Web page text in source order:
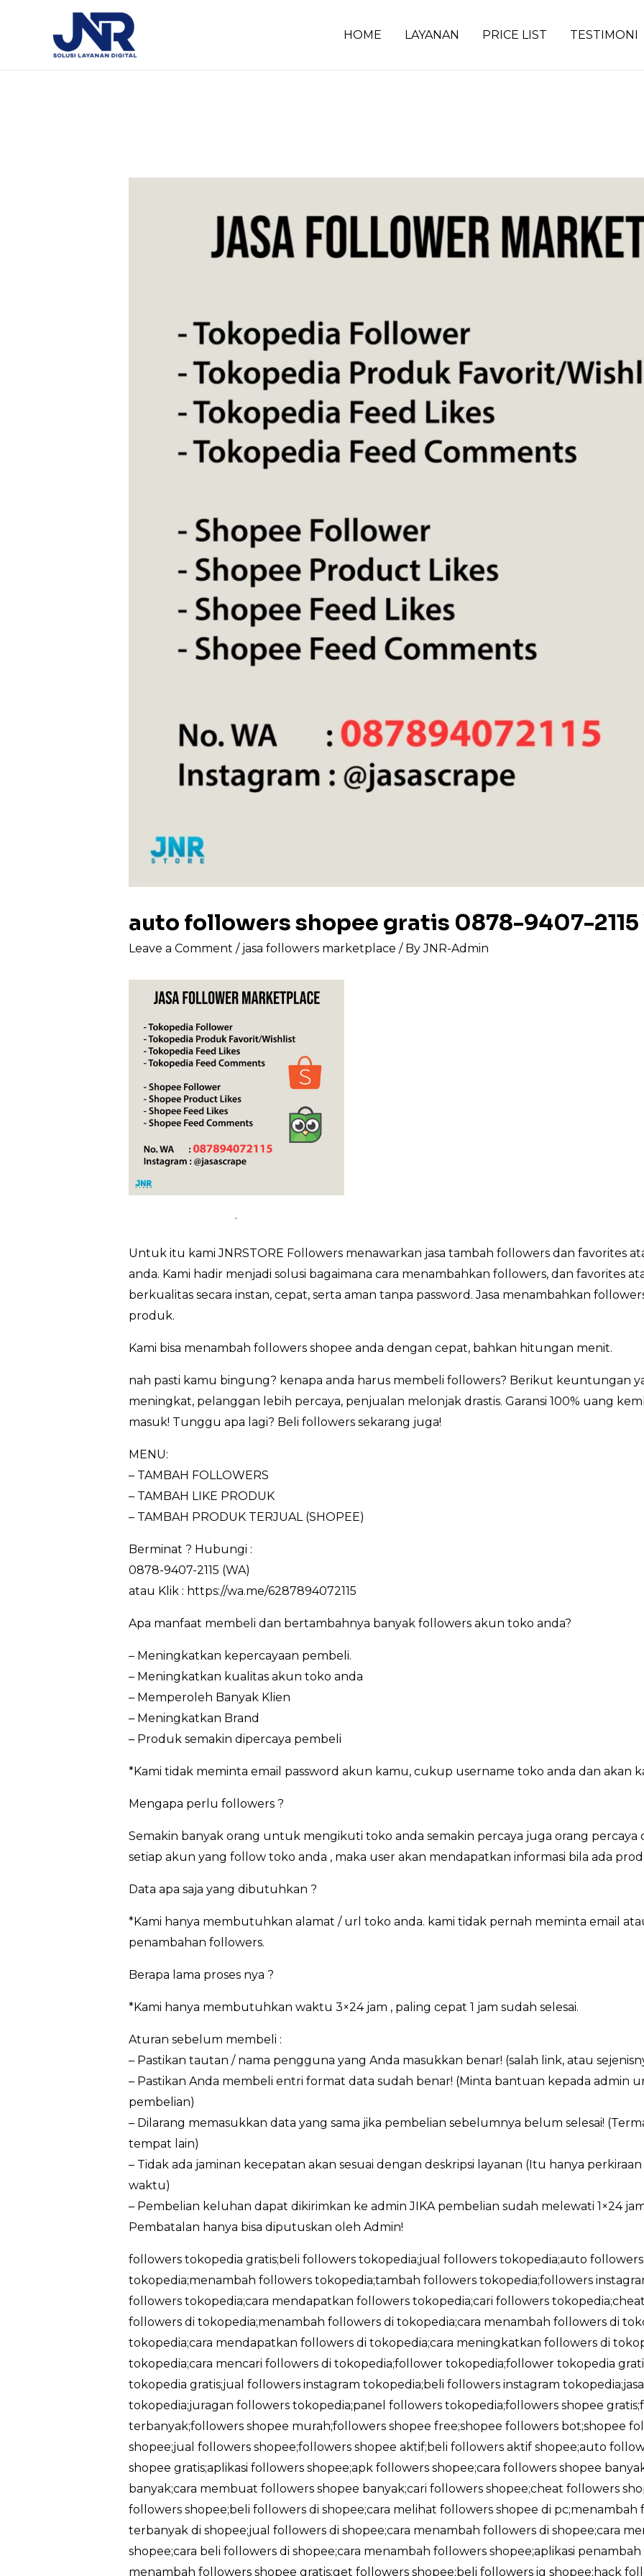
HOME LAYANAN PRICE LIST TESTIMONI
auto followers shopee gratis 0878-9407-2115
Leave a Comment / jasa followers marketplace / ByJNR-Admin
.
Untuk itu kami JNRSTORE Followers menawarkan jasa tambah followers dan favorites
anda. Kami hadir menjadi solusi bagaimana cara menambahkan followers, dan favorites
berkualitas secara instan, cepat, serta aman tanpa password. Jasa menambahkan
produk.
Kami bisa menambah followers shopee anda dengan cepat, bahkan hitungan menit.
nah pasti kamu bingung? kenapa anda harus membeli followers? Berikut keuntungan
meningkat, pelanggan lebih percaya, penjualan melonjak drastis. Garansi 100% uang
masuk! Tunggu apa lagi? Beli followers sekarang juga!
MENU:
– TAMBAH FOLLOWERS
– TAMBAH LIKE PRODUK
– TAMBAH PRODUK TERJUAL (SHOPEE)
Berminat ? Hubungi :
0878-9407-2115 (WA)
atau Klik : https://wa.me/6287894072115
Apa manfaat membeli dan bertambahnya banyak followers akun toko anda?
– Meningkatkan kepercayaan pembeli.
– Meningkatkan kualitas akun toko anda
– Memperoleh Banyak Klien
– Meningkatkan Brand
– Produk semakin dipercaya pembeli
*Kami tidak meminta email password akun kamu, cukup username toko anda dan akan
Mengapa perlu followers ?
Semakin banyak orang untuk mengikuti toko anda semakin percaya juga orang
setiap akun yang follow toko anda , maka user akan mendapatkan informasi bila ada
Data apa saja yang dibutuhkan ?
*Kami hanya membutuhkan alamat / url toko anda. kami tidak pernah meminta email
penambahan followers.
Berapa lama proses nya ?
*Kami hanya membutuhkan waktu 3×24 jam , paling cepat 1 jam sudah selesai.
Aturan sebelum membeli :
– Pastikan tautan / nama pengguna yang Anda masukkan benar! (salah link, atau
– Pastikan Anda membeli entri format data sudah benar! (Minta bantuan kepada admin
pembelian)
– Dilarang memasukkan data yang sama jika pembelian sebelumnya belum selesai!
tempat lain)
– Tidak ada jaminan kecepatan akan sesuai dengan deskripsi layanan (Itu hanya
waktu)
– Pembelian keluhan dapat dikirimkan ke admin JIKA pembelian sudah melewati 1×24
Pembatalan hanya bisa diputuskan oleh Admin!
followers tokopedia gratis;beli followers tokopedia;jual followers tokopedia;auto
tokopedia;menambah followers tokopedia;tambah followers tokopedia;followers
followers tokopedia;cara mendapatkan followers tokopedia;cari followers
followers di tokopedia;menambah followers di tokopedia;cara menambah followers di
tokopedia;cara mendapatkan followers di tokopedia;cara meningkatkan followers di
tokopedia;cara mencari followers di tokopedia;follower tokopedia;follower tokopedia
tokopedia gratis;jual followers instagram tokopedia;beli followers instagram
tokopedia;juragan followers tokopedia;panel followers tokopedia;followers shopee
terbanyak;followers shopee murah;followers shopee free;shopee followers bot;shopee
shopee;jual followers shopee;followers shopee aktif;beli followers aktif shopee;auto
shopee gratis;aplikasi followers shopee;apk followers shopee;cara followers shopee
banyak;cara membuat followers shopee banyak;cari followers shopee;cheat followers
followers shopee;beli followers di shopee;cara melihat followers shopee di
terbanyak di shopee;jual followers di shopee;cara menambah followers di shopee;cara
shopee;cara beli followers di shopee;cara menambah followers shopee;aplikasi
menambah followers shopee gratis;get followers shopee;beli followers ig shopee;hack